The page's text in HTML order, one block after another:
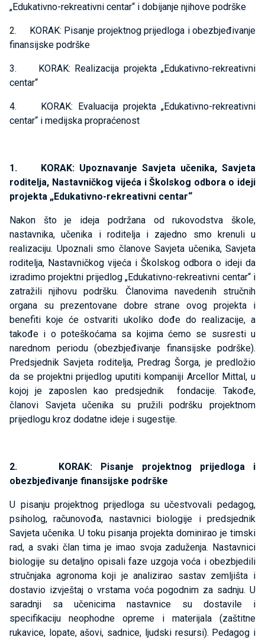
„Edukativno-rekreativni centar“ i dobijanje njihove podrške
2. KORAK: Pisanje projektnog prijedloga i obezbjeđivanje
finansijske podrške
3. KORAK: Realizacija projekta „Edukativno-rekreativni
centar“
4. KORAK: Evaluacija projekta „Edukativno-rekreativni
centar“ i medijska propraćenost
1. KORAK: Upoznavanje Savjeta učenika, Savjeta
roditelja, Nastavničkog vijeća i Školskog odbora o ideji
projekta „Edukativno-rekreativni centar“
Nakon što je ideja podržana od rukovodstva škole,
nastavnika, učenika i roditelja i zajedno smo krenuli u
realizaciju. Upoznali smo članove Savjeta učenika, Savjeta
roditelja, Nastavničkog vijeća i Školskog odbora o ideji da
izradimo projektni prijedlog „Edukativno-rekreativni centar“ i
zatražili njihovu podršku. Članovima navedenih stručnih
organa su prezentovane dobre strane ovog projekta i
benefiti koje će ostvariti ukoliko dođe do realizacije, a
takođe i o poteškoćama sa kojima ćemo se susresti u
narednom periodu (obezbjeđivanje finansijske podrške).
Predsjednik Savjeta roditelja, Predrag Šorga, je predložio
da se projektni prijedlog uputiti kompaniji Arcellor Mittal, u
kojoj je zaposlen kao predsjednik fondacije. Takođe,
članovi Savjeta učenika su pružili podršku projektnom
prijedlogu kroz dodatne ideje i sugestije.
2. KORAK: Pisanje projektnog prijedloga i
obezbjeđivanje finansijske podrške
U pisanju projektnog prijedloga su učestvovali pedagog,
psiholog, računovođa, nastavnici biologije i predsjednik
Savjeta učenika. U toku pisanja projekta dominirao je timski
rad, a svaki član tima je imao svoja zaduženja. Nastavnici
biologije su detaljno opisali faze uzgoja voća i obezbjedili
stručnjaka agronoma koji je analizirao sastav zemljišta i
dostavio izvještaj o vrstama voća pogodnim za sadnju. U
saradnji sa učenicima nastavnice su dostavile i
specifikaciju neophodne opreme i materijala (zaštitne
rukavice, lopate, ašovi, sadnice, ljudski resursi). Pedagog i